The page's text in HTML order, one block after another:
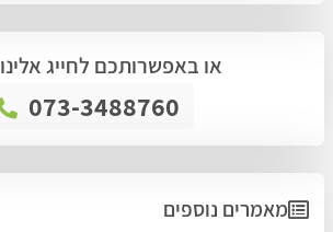
או באפשרותכם לחייג
073-3488760
מאמרים נוספים